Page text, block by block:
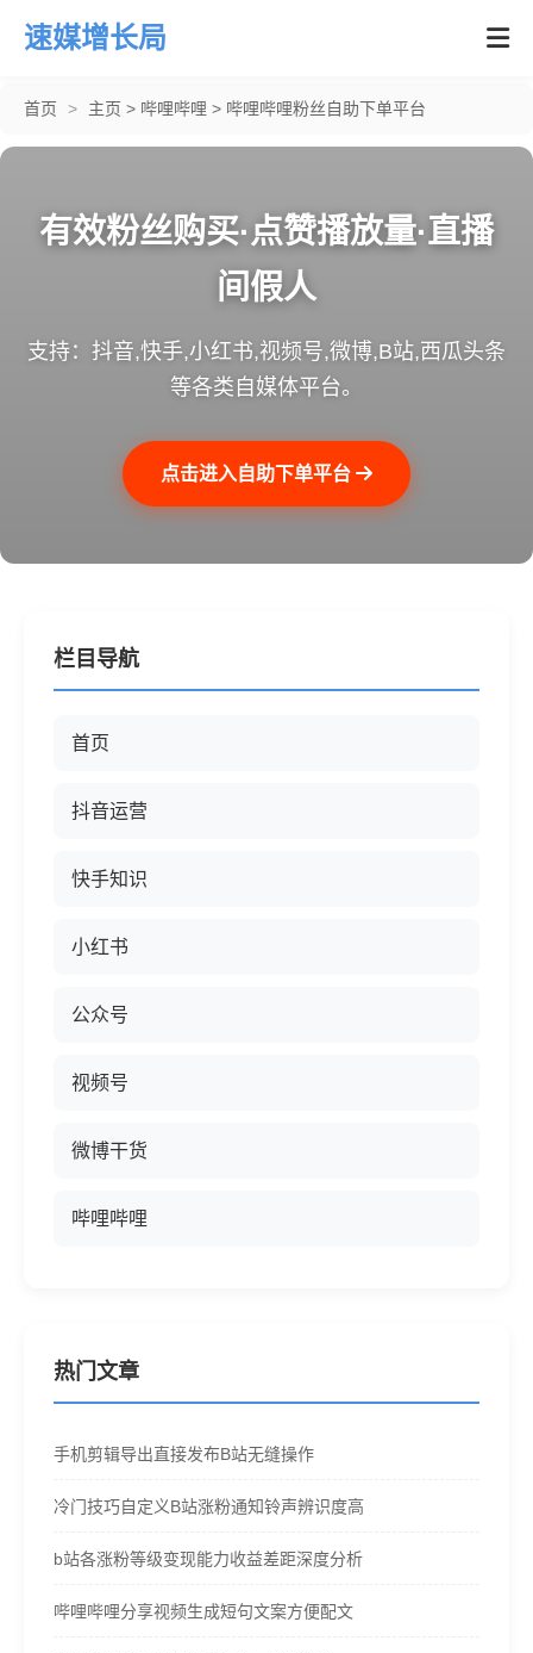
速媒增长局
首页 > 主页 > 哔哩哔哩 > 哔哩哔哩粉丝自助下单平台
有效粉丝购买·点赞播放量·直播
间假人
支持：抖音,快手,小红书,视频号,微博,B站,西瓜头条
等各类自媒体平台。
点击进入自助下单平台
栏目导航
首页
抖音运营
快手知识
小红书
公众号
视频号
微博干货
哔哩哔哩
热门文章
手机剪辑导出直接发布B站无缝操作
冷门技巧自定义B站涨粉通知铃声辨识度高
b站各涨粉等级变现能力收益差距深度分析
哔哩哔哩分享视频生成短句文案方便配文